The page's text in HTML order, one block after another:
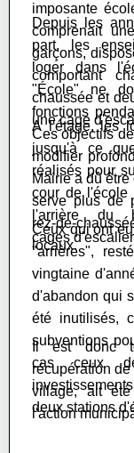
imposante
comprenait
garçons,
comportant
chaussée et
une cage
Depuis les
part, les
loger dans
"École" ne
fonctions
Ces objectifs
modifier
Mairie a dû
serve plus de
rez-de-
locaux.
A l'étage, les
jusqu'à ce
réalisés pour
cour de l'école
l'arrière du
cages
Ceux qui ont
"arrières",
vingtaine
d'abandon qui
été inutilisés,
subventions
cas ceux
deux stations
Il est donc
récupération
village, ait
l'action